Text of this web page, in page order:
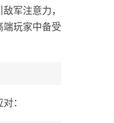
军注意力，
端玩家中备受
：